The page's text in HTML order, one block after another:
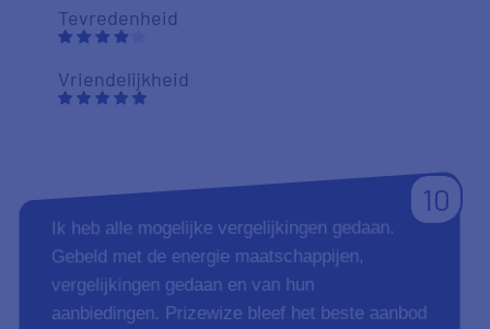
Tevredenheid
Vriendelijkheid
10
Ik heb alle mogelijke vergelijkingen gedaan.
Gebeld met de energie maatschappijen,
vergelijkingen gedaan en van hun
aanbiedingen. Prizewize bleef het beste aanbod